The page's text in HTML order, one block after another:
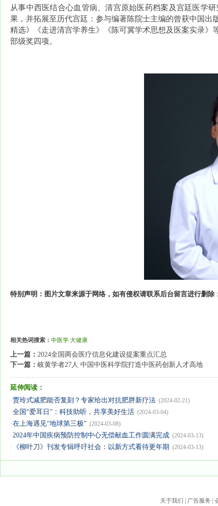
从事中西医结合心血管病、清宫原始医药档案及宫廷医学
果，并拓展至历代宫廷：参与编著陈院士主编的曾获中国
精选》《走进清宫学养生》《陈可冀学术思想及医案实录
部级奖四项。
特别声明：图片文章来源于网络，如有侵权请联系后台留言进行删除
相关热词搜索： 中医学 大健康
上一篇： 2024全国两会医疗信息化建设提案重点汇总
下一篇： 岐黄学者27人 中国中医科学院打造中医药创新人才高地
延伸阅读：
· 贾玲式减肥能否复刻？专家给出对抗肥胖新疗法 (2024-02-21)
·全国“爱耳日”：科技助听，共享美好生活 (2024-03-04)
·在上海遇见“地球第三极” (2024-03-08)
·2024年中国疾病预防控制中心无偿献血工作圆满完成 (2024-03-13)
· 《柳叶刀》刊发专辑呼吁社会：以新方式看待更年期 (2024-03-13)
关于我们 广告服务